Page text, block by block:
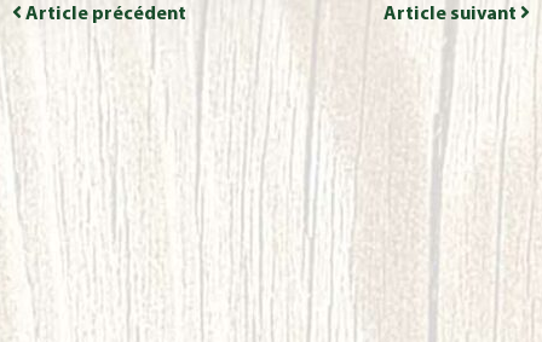
Article précédent Article suivant